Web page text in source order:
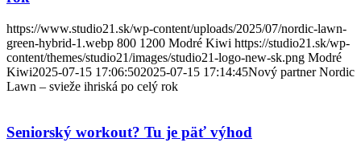
https://www.studio21.sk/wp-content/uploads/2025/07/nordic-lawn-
green-hybrid-1.webp 800 1200 Modré Kiwi https://studio21.sk/wp-
content/themes/studio21/images/studio21-logo-new-sk.png Modré
Kiwi2025-07-15 17:06:502025-07-15 17:14:45Nový partner Nordic
Lawn – svieže ihriská po celý rok
Seniorský workout? Tu je päť výhod